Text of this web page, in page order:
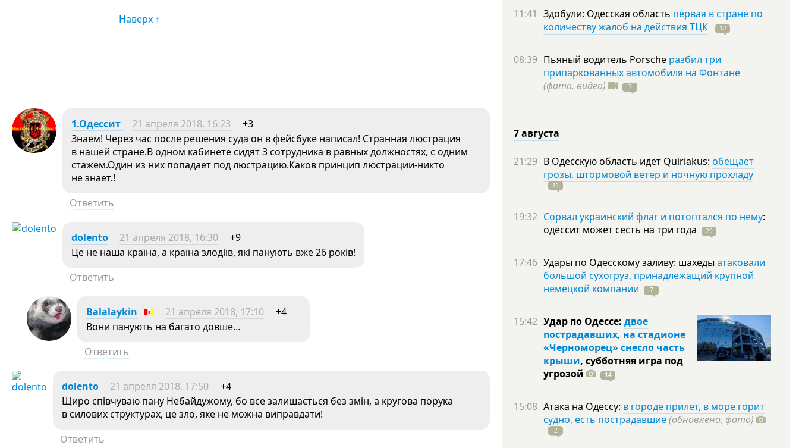
Наверх ↑
1.Одессит 21 апреля 2018, 16:23
+3
Знаем! Через час после решения суда он в фейсбуке написал! Странная люстрация
в нашей стране.В одном кабинете сидят 3 сотрудника в равных должностях, с одним
стажем.Один из них попадает под люстрацию.Каков принцип люстрации-никто
не знает.!
Ответить
dolento 21 апреля 2018, 16:30
+9
Це не наша країна, а країна злодіїв, які панують вже 26 років!
Ответить
Balalaykin 21 апреля 2018, 17:10
+4
Вони панують на багато довше…
Ответить
dolento 21 апреля 2018, 17:50
+4
Щиро співчуваю пану Небайдужому, бо все залишається без змін, а кругова порука
в силових структурах, це зло, яке не можна виправдати!
Ответить
11:41 Здобули: Одесская область первая в стране по
количеству жалоб на действия ТЦК
12
08:39 Пьяный водитель Porsche разбил три
припаркованных автомобиля на Фонтане
(фото, видео)
7
7 августа
21:29 В Одесскую область идет Quiriakus: обещает
грозы, штормовой ветер и ночную прохладу
11
19:32 Сорвал украинский флаг и потоптался по нему:
одессит может сесть на три года 29
17:46 Удары по Одесскому заливу: шахеды атаковали
большой сухогруз, принадлежащий крупной
немецкой компании
7
15:42 Удар по Одессе: двое
пострадавших, на стадионе
«Черноморец» снесло часть
крыши, субботняя игра под
угрозой
14
15:08 Атака на Одессу: в городе прилет, в море горит
судно, есть пострадавшие(обновлено, фото)
2